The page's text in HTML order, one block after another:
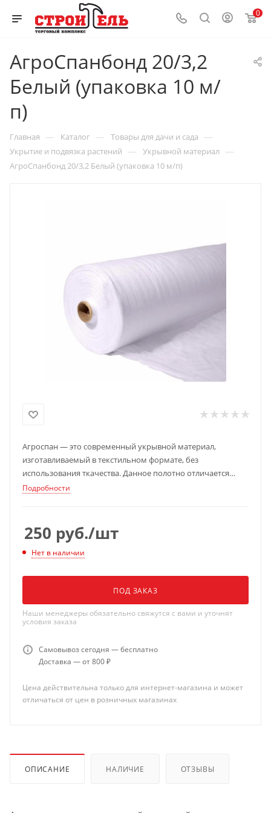
0
АгроСпанбонд 20/3,2
Белый (упаковка 10 м/
п)
Главная — Каталог — Товары для дачи и сада —
Укрытие и подвязка растений — Укрывной материал —
АгроСпанбонд 20/3,2 Белый (упаковка 10 м/п)
Агроспан — это современный укрывной материал,
изготавливаемый в текстильном формате, без
использования ткачества. Данное полотно отличается
своей долгосрочной эксплуатацией, крайне легким весом,
Подробности
250 руб./шт
Нет в наличии
ПОД ЗАКАЗ
Наши менеджеры обязательно свяжутся с вами и уточнят
условия заказа
Самовывоз сегодня — бесплатно
Доставка — от 800 ₽
Цена действительна только для интернет-магазина и может
отличаться от цен в розничных магазинах
ОПИСАНИЕ НАЛИЧИЕ ОТЗЫВЫ